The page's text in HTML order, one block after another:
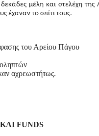
μέλη και στελέχη της
έχαναν το σπίτι τους.
του Αρείου Πάγου
αχρεωστήτως.
FUNDS